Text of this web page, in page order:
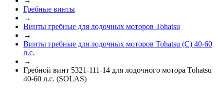
Гребные винты
→
Винты гребные для лодочных моторов Tohatsu
→
Винты гребные для лодочных моторов Tohatsu (C) 40-60
л.с.
→
Гребной винт 5321-111-14 для лодочного мотора Tohatsu
40-60 л.с. (SOLAS)